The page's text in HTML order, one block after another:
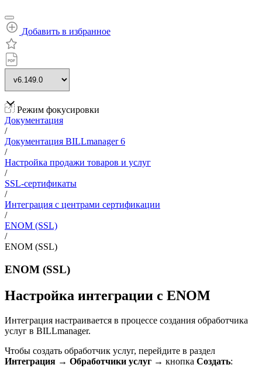
Добавить в избранное
Режим фокусировки
Документация
/
Документация BILLmanager 6
/
Настройка продажи товаров и услуг
/
SSL-сертификаты
/
Интеграция с центрами сертификации
/
ENOM (SSL)
/
ENOM (SSL)
ENOM (SSL)
Настройка интеграции с ENOM
Интеграция настраивается в процессе создания обработчика
услуг в BILLmanager.
Чтобы создать обработчик услуг, перейдите в раздел
Интеграция → Обработчики услуг → кнопка Создать: